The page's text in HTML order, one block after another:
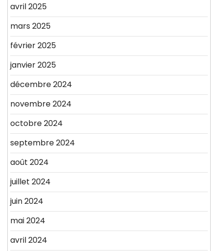
avril 2025
mars 2025
février 2025
janvier 2025
décembre 2024
novembre 2024
octobre 2024
septembre 2024
août 2024
juillet 2024
juin 2024
mai 2024
avril 2024